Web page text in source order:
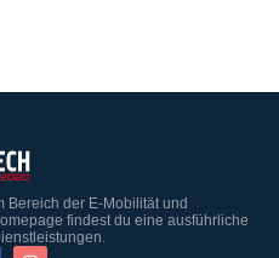
Bereich der E-Mobilität und
findest du eine ausführliche